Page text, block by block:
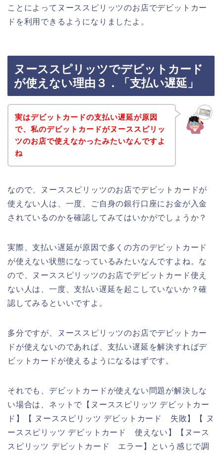
ことによってヌーススピリッツのお店でデビットカー
ドを利用できるようになりましたよ。
ヌーススピリッツでデビットカード
が使えない理由３．「支払い遅延」
実はデビットカードの支払い遅延が原因
で、私のデビットカードがヌーススピリッ
ツのお店で使えなかったみたいなんですよ
ね
なので、ヌーススピリッツのお店でデビットカードが
使えない人は、一度、ご自身の銀行口座にお金が入金
されているのかを確認してみてはいかがでしょうか？
実際、支払い遅延が原因で多くの方のデビットカード
が使えない状態になっているみたいなんですよね。な
ので、ヌーススピリッツのお店でデビットカード使え
ない人は、一度、支払い遅延を起こしていないか？確
認してみるといいですよ。
多分ですが、ヌーススピリッツのお店でデビットカー
ドが使えないのであれば、支払い遅延を解決すればデ
ビットカードが使えるようになるはずです。
それでも、デビットカードが使えない問題が解決しな
い場合は、ネットで【ヌーススピリッツ デビットカー
ド】【 ヌーススピリッツ デビットカード 失敗】【 ヌ
ーススピリッツ デビットカード 使えない】【ヌース
スピリッツ デビットカード エラー】という感じで調